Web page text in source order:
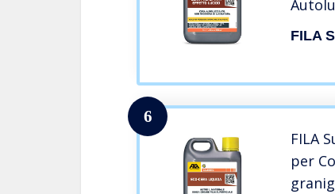
FILA
6
FILA
per